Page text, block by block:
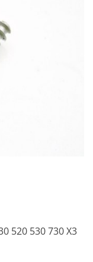
520 530 730 X3